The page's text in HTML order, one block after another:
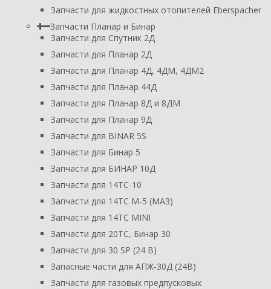
Запчасти для жидкостных отопителей Eberspacher
Запчасти Планар и Бинар
Запчасти для Спутник 2Д
Запчасти для Планар 2Д
Запчасти для Планар 4Д, 4ДМ, 4ДМ2
Запчасти для Планар 44Д
Запчасти для Планар 8Д и 8ДМ
Запчасти для Планар 9Д
Запчасти для BINAR 5S
Запчасти для Бинар 5
Запчасти для БИНАР 10Д
Запчасти для 14ТС-10
Запчасти для 14ТС М-5 (МАЗ)
Запчасти для 14ТС MINI
Запчасти для 20ТС, Бинар 30
Запчасти для 30 SP (24 В)
Запасные части для АПЖ-30Д (24В)
Запчасти для газовых предпусковых